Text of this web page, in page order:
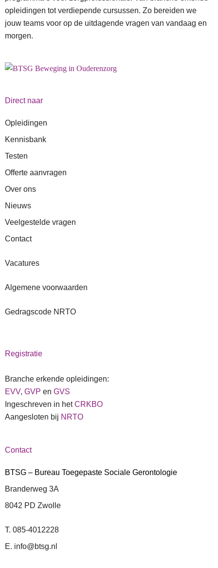
opleidingen tot verdiepende cursussen. Zo bereiden we
jouw teams voor op de uitdagende vragen van vandaag en
morgen.
Direct naar
Opleidingen
Kennisbank
Testen
Offerte aanvragen
Over ons
Nieuws
Veelgestelde vragen
Contact
Vacatures
Algemene voorwaarden
Gedragscode NRTO
Registratie
Branche erkende opleidingen:
EVV, GVP en GVS
Ingeschreven in hetCRKBO
Aangesloten bij NRTO
Contact
BTSG – Bureau Toegepaste Sociale Gerontologie
Branderweg 3A
8042 PD Zwolle
T. 085-4012228
E. info@btsg.nl